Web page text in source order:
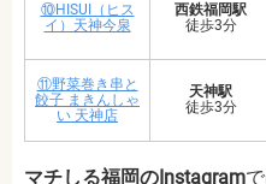
⑩HISUI（ヒス
イ）天神今泉
西鉄福岡駅
徒歩3分
⑪野菜巻き串と
餃子 まきんしゃ
い 天神店
天神駅
徒歩3分
マチしる福岡のInstagram